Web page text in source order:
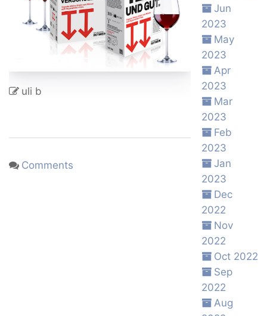
uli b
Comments
Jun
2023
May
2023
Apr
2023
Mar
2023
Feb
2023
Jan
2023
Dec
2022
Nov
2022
Oct 2022
Sep
2022
Aug